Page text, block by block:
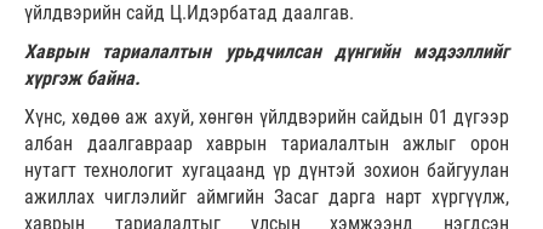
үйлдвэрийн сайд Ц.Идэрбатад даалгав.
Хаврын тариалалтын урьдчилсан дүнгийн мэдээллийг
хүргэж байна.
Хүнс, хөдөө аж ахуй, хөнгөн үйлдвэрийн сайдын 01 дүгээр
албан даалгавраар хаврын тариалалтын ажлыг орон
нутагт технологит хугацаанд үр дүнтэй зохион байгуулан
ажиллах чиглэлийг аймгийн Засаг дарга нарт хүргүүлж,
хаврын тариалалтыг улсын хэмжээнд нэгдсэн